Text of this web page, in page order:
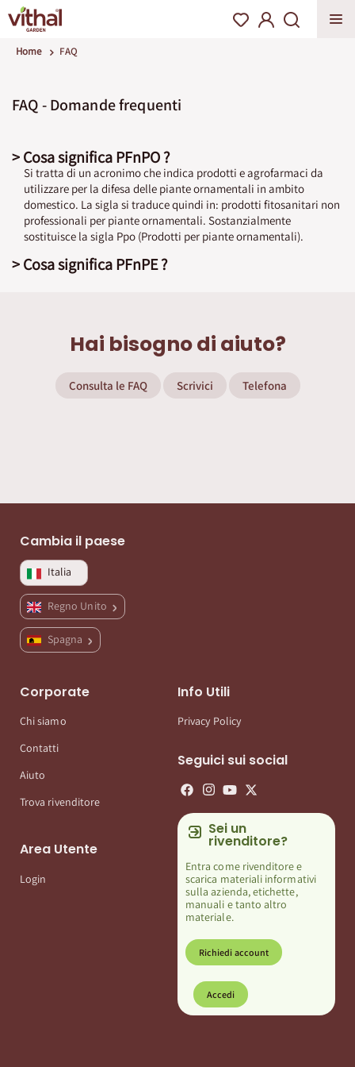
Home FAQ
FAQ - Domande frequenti
> Cosa significa PFnPO ?
Si tratta di un acronimo che indica prodotti e agrofarmaci da
utilizzare per la difesa delle piante ornamentali in ambito
domestico. La sigla si traduce quindi in: prodotti fitosanitari non
professionali per piante ornamentali. Sostanzialmente
sostituisce la sigla Ppo (Prodotti per piante ornamentali).
> Cosa significa PFnPE ?
Hai bisogno di aiuto?
Consulta le FAQ Scrivici Telefona
Cambia il paese
Italia
Regno Unito
Spagna
Corporate
Chi siamo
Contatti
Aiuto
Trova rivenditore
Area Utente
Login
Info Utili
Privacy Policy
Seguici sui social
Sei un
rivenditore?
Entra come rivenditore e
scarica materiali informativi
sulla azienda, etichette,
manuali e tanto altro
materiale.
Richiedi account
Accedi